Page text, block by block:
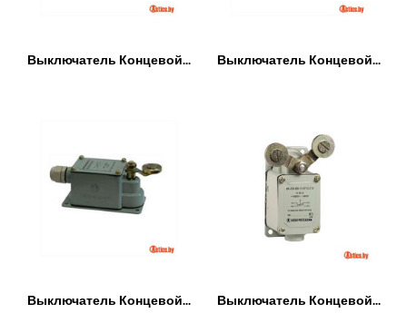
Выключатель Концевой... Выключатель Концевой...
Выключатель Концевой... Выключатель Концевой...